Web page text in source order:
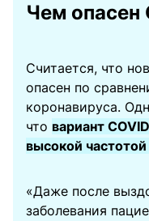
Чем опасен
Считается, что
опасен по
коронавируса.
что вариант
высокой
«Даже после
заболевания